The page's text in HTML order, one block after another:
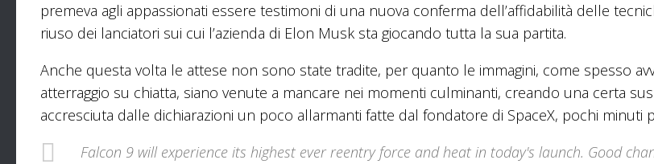
premeva agli appassionati essere testimoni di una nuova conferma dell’affidabilità delle
riuso dei lanciatori sui cui l’azienda di Elon Musk sta giocando tutta la sua partita.
Anche questa volta le attese non sono state tradite, per quanto le immagini, come spesso
atterraggio su chiatta, siano venute a mancare nei momenti culminanti, creando una certa
accresciuta dalle dichiarazioni un poco allarmanti fatte dal fondatore di SpaceX, pochi minuti
Falcon 9 will experience its highest ever reentry force and heat in today's launch. Good